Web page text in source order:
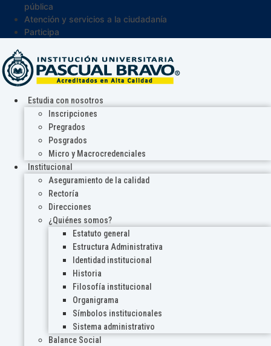
pública
Atención y servicios a la ciudadanía
Participa
Estudia con nosotros
Inscripciones
Pregrados
Posgrados
Micro y Macrocredenciales
Institucional
Aseguramiento de la calidad
Rectoría
Direcciones
¿Quiénes somos?
Estatuto general
Estructura Administrativa
Identidad institucional
Historia
Filosofía institucional
Organigrama
Símbolos institucionales
Sistema administrativo
Balance Social